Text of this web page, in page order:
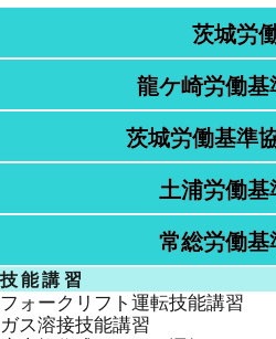
茨城労
龍ケ崎労働基
茨城労働基準
土浦労働基
常総労働基
技能講習
フォークリフト運転技能講習
ガス溶接技能講習